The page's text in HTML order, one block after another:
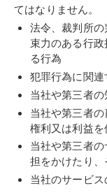
てはなりません。
法令、裁判所
束力のある行政
る行為
犯罪行為に関連
当社や第三者
当社や第三者
権利又は利益
当社や第三者
担をかけたり
当社のサービ